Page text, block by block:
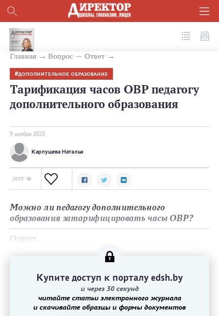
Главная Вопрос — Ответ
ДОПОЛНИТЕЛЬНОЕ ОБРАЗОВАНИЕ
Тарификация часов ОВР педагогу
дополнительного образования
9 ноября 2023
Карпушева Наталья
2035
Можно ли педагогу дополнительного
образования затарифицировать часы ОВР?
Отвтет.
Купите доступ к порталу edsh.by
и через 30 секунд
читайте статьи электронного журнала
и скачивайте образцы и формы документов